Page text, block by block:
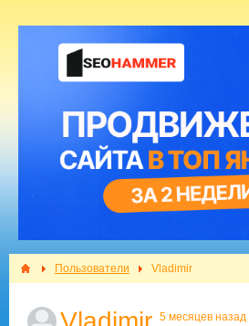
Пользователи Vladimir
5 месяцев назад